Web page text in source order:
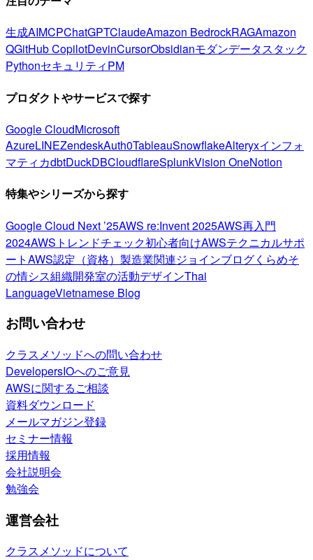
生成AIMCPChatGPTClaudeAmazon BedrockRAGAmazon
QGitHub CopilotDevinCursorObsidianモダンデータスタック
PythonセキュリティPM
プロダクトやサービスで探す
Google CloudMicrosoft
AzureLINEZendeskAuth0TableauSnowflakeAlteryxインフォ
マティカdbtDuckDBCloudflareSplunkVision OneNotion
特集やシリーズから探す
Google Cloud Next ’25AWS re:Invent 2025AWS再入門
2024AWSトレンドチェック初心者向けAWSテクニカルサポ
ートAWS認定（資格） 製造業関連ジョインブログくらめそ
の情シス組織開発室の活動デザインThai
LanguageVietnamese Blog
お問い合わせ
クラスメソッドへの問い合わせ
DevelopersIOへのご意見
AWSに関するご相談
資料ダウンロード
メールマガジン登録
セミナー情報
採用情報
会社説明会
勉強会
運営会社
クラスメソッドについて